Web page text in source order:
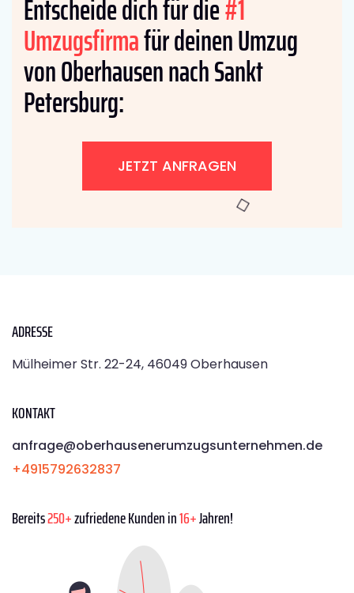
Entscheide dich für die#1
Umzugsfirmafür deinen Umzug
von Oberhausen nach Sankt
Petersburg:
JETZT ANFRAGEN
ADRESSE
Mülheimer Str. 22-24, 46049 Oberhausen
KONTAKT
anfrage@oberhausenerumzugsunternehmen.de
+4915792632837
Bereits250+zufriedene Kunden in16+Jahren!